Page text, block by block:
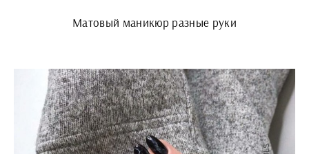
Матовый маникюр разные руки